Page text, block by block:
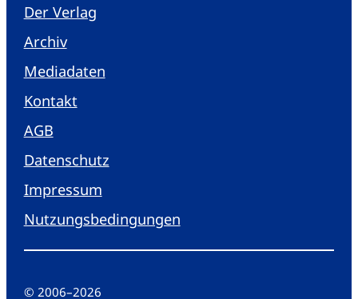
Der Verlag
Archiv
Mediadaten
Kontakt
AGB
Datenschutz
Impressum
Nutzungsbedingungen
© 2006–2026